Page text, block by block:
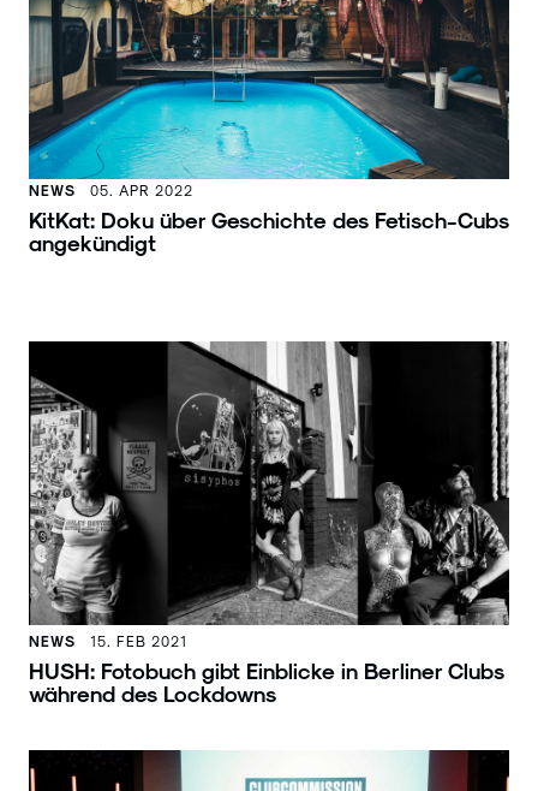
NEWS 05. APR 2022
KitKat: Doku über Geschichte des Fetisch-Cubs
angekündigt
NEWS 15. FEB 2021
HUSH: Fotobuch gibt Einblicke in Berliner Clubs
während des Lockdowns